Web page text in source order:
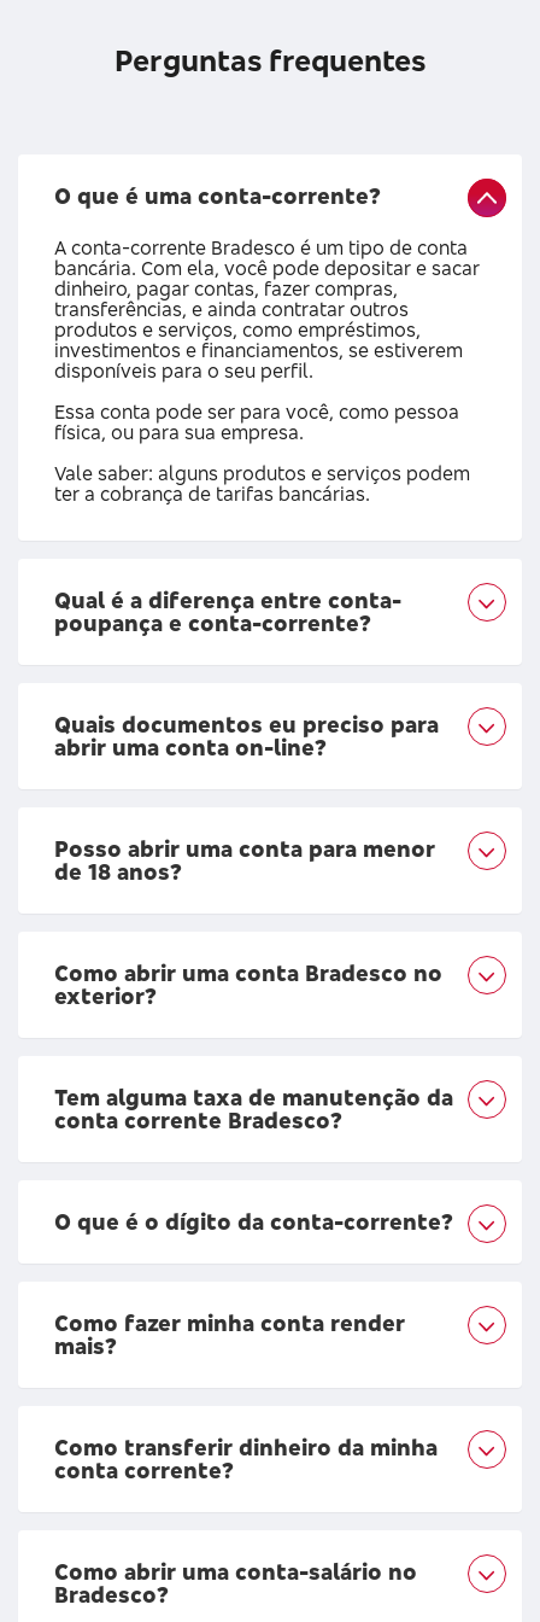
Perguntas frequentes
O que é uma conta-corrente?
A conta-corrente Bradesco é um tipo de conta
bancária. Com ela, você pode depositar e sacar
dinheiro, pagar contas, fazer compras,
transferências, e ainda contratar outros
produtos e serviços, como empréstimos,
investimentos e financiamentos, se estiverem
disponíveis para o seu perfil.
Essa conta pode ser para você, como pessoa
física, ou para sua empresa.
Vale saber: alguns produtos e serviços podem
ter a cobrança de tarifas bancárias.
Qual é a diferença entre conta-
poupança e conta-corrente?
Quais documentos eu preciso para
abrir uma conta on-line?
Posso abrir uma conta para menor
de 18 anos?
Como abrir uma conta Bradesco no
exterior?
Tem alguma taxa de manutenção da
conta corrente Bradesco?
O que é o dígito da conta-corrente?
Como fazer minha conta render
mais?
Como transferir dinheiro da minha
conta corrente?
Como abrir uma conta-salário no
Bradesco?